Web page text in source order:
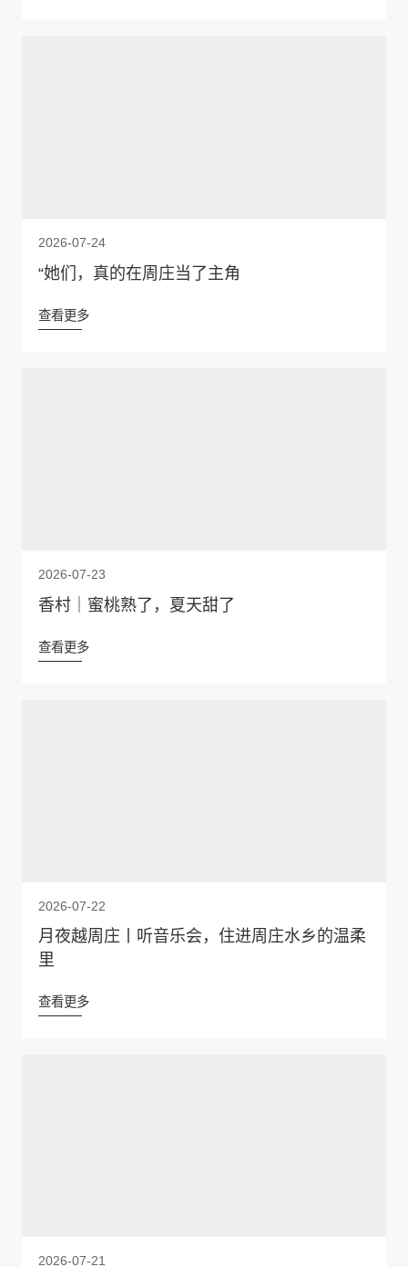
2026-07-24
“她们，真的在周庄当了主角
查看更多
2026-07-23
香村｜蜜桃熟了，夏天甜了
查看更多
2026-07-22
月夜越周庄丨听音乐会，住进周庄水乡的温柔
里
查看更多
2026-07-21